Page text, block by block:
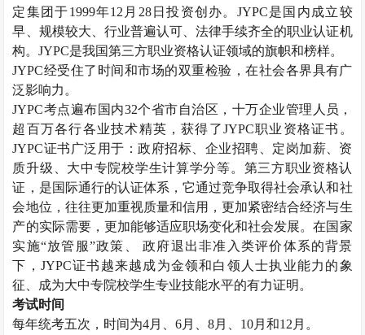
定集团于1999年12月28日投资创办。JYPC是国内成立较
早、规模较大、行业普遍认可、法律手续齐全的职业认证机
构。JYPC是我国第三方职业资格认证领域的旗帜和榜样。
JYPC经受住了时间和市场的双重检验，在社会各界具有广
泛影响力。
JYPC考点遍布国内32个省市自治区，十万企业管理人员，
超百万各行各业技术精英，获得了JYPC职业资格证书。
JYPC证书广泛用于：政府招标、企业招聘、定岗加薪、资
质升级、大中专院校学生计算学分等。第三方职业资格认
证，是国际通行的认证体系，它通过竞争取得社会承认和社
会地位，往往更加重视质量和信用，更加紧密结合经济与生
产的实际需要，更加能够适应职场变化和社会发展。在国家
实施“放管服”政策、 政府退出非准入类评价体系的背景
下，JYPC证书越来越成为金领和白领人士执业能力的象
征、成为大中专院校学生专业技能水平的有力证明。
考试时间
每年统考五次，时间为4月、6月、8月、10月和12月。